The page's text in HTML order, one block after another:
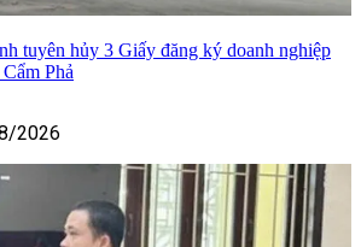
tuyên hủy 3 Giấy đăng ký doanh nghiệp
Phả
2026